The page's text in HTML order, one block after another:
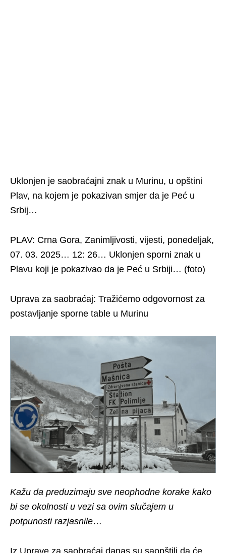
Uklonjen je saobraćajni znak u Murinu, u opštini
Plav, na kojem je pokazivan smjer da je Peć u
Srbij…
PLAV: Crna Gora, Zanimljivosti, vijesti, ponedeljak,
07. 03. 2025… 12: 26… Uklonjen sporni znak u
Plavu koji je pokazivao da je Peć u Srbiji… (foto)
Uprava za saobraćaj: Tražićemo odgovornost za
postavljanje sporne table u Murinu
Kažu da preduzimaju sve neophodne korake kako
bi se okolnosti u vezi sa ovim slučajem u
potpunosti razjasnile…